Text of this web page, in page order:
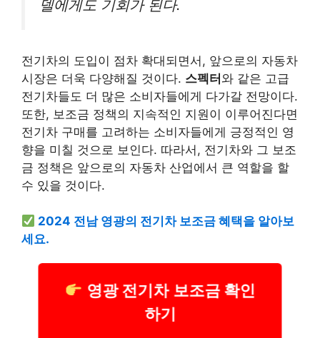
델에게도 기회가 된다.
전기차의 도입이 점차 확대되면서, 앞으로의 자동차
시장은 더욱 다양해질 것이다. 스펙터와 같은 고급
전기차들도 더 많은 소비자들에게 다가갈 전망이다.
또한, 보조금 정책의 지속적인 지원이 이루어진다면
전기차 구매를 고려하는 소비자들에게 긍정적인 영
향을 미칠 것으로 보인다. 따라서, 전기차와 그 보조
금 정책은 앞으로의 자동차 산업에서 큰 역할을 할
수 있을 것이다.
2024 전남 영광의 전기차 보조금 혜택을 알아보
세요.
영광 전기차 보조금 확인
하기